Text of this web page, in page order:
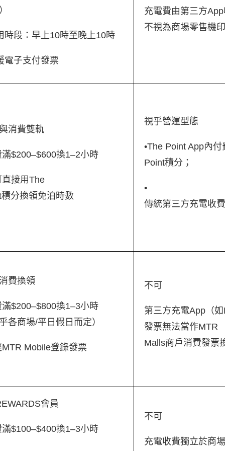
時段：早上10時至晚上10時
電子支付發票
充電費由第三方
不視為商場零售機
消費雙軌
滿$200–$600換1–2小時
直接用The
分換領免泊時數
視乎營運型態
•The Point App內
Point積分；
•
傳統第三方充電收
費換領
滿$200–$800換1–3小時
各商場/平日假日而定）
MTR Mobile登錄發票
不可
第三方充電App（
發票無法當作MTR
Malls商戶消費發票
會員
滿$100–$400換1–3小時
不可
充電收費獨立於商